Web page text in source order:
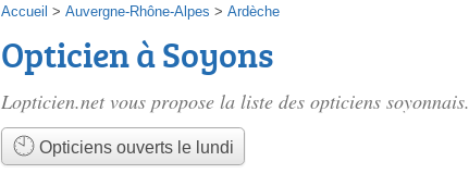
Accueil > Auvergne-Rhône-Alpes > Ardèche
Opticien à Soyons
Lopticien.net vous propose la liste des opticiens soyonnais.
Opticiens ouverts le lundi